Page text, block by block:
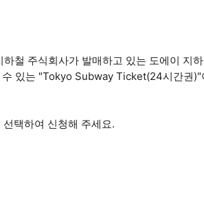
철 주식회사가 발매하고 있는 도에이 지
있는 "Tokyo Subway Ticket(24시간권)"
택하여 신청해 주세요.